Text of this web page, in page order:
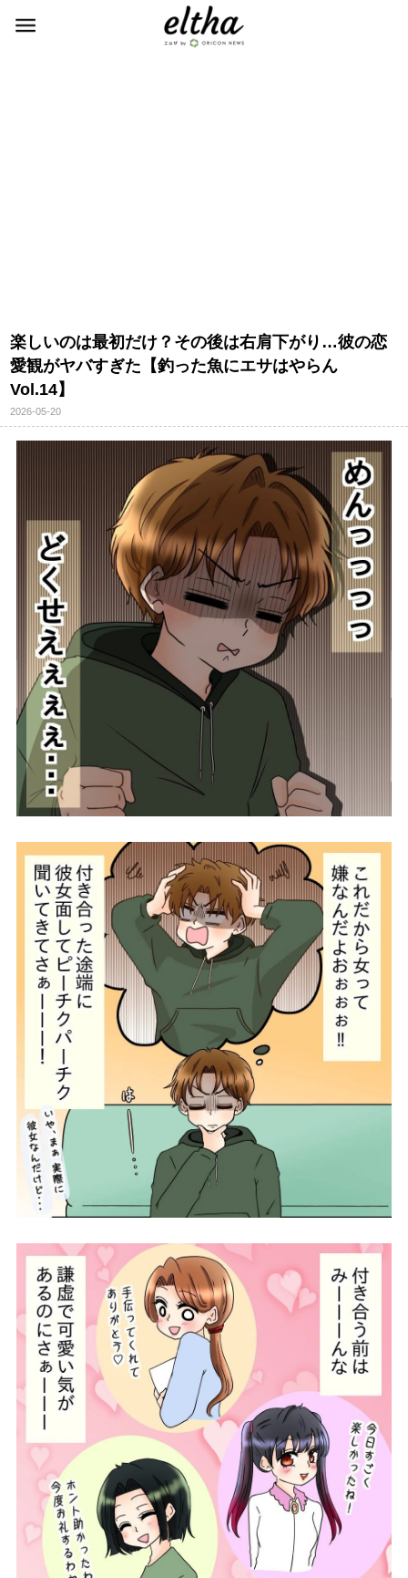
楽しいのは最初だけ？その後は右肩下がり…彼の恋
愛観がヤバすぎた【釣った魚にエサはやらん
Vol.14】
2026-05-20